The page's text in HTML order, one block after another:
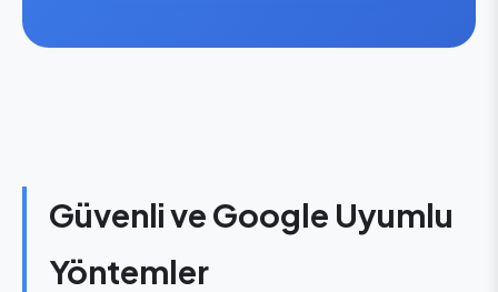
Güvenli ve Google Uyumlu
Yöntemler